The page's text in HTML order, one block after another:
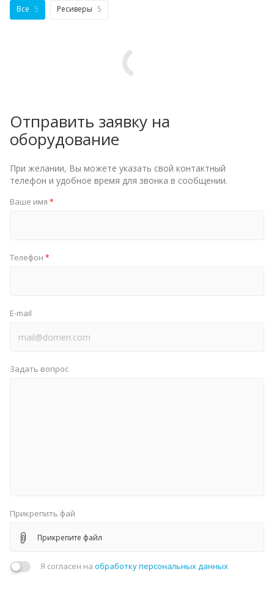
Все 5 Ресиверы 5
Отправить заявку на
оборудование
При желании, Вы можете указать свой контактный
телефон и удобное время для звонка в сообщении.
Ваше имя *
Телефон *
E-mail
Задать вопрос
Прикрепить фай
Прикрепите файл
Я согласен на обработку персональных данных